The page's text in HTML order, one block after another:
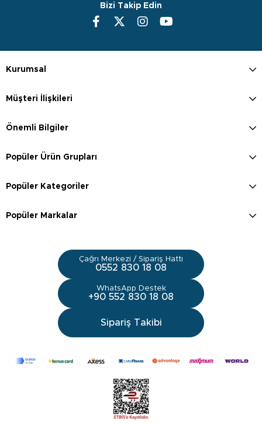
Bizi Takip Edin
Kurumsal
Müşteri İlişkileri
Önemli Bilgiler
Popüler Ürün Grupları
Popüler Kategoriler
Popüler Markalar
Çağrı Merkezi / Sipariş Hattı
0552 830 18 08
WhatsApp Destek
+90 552 830 18 08
Sipariş Takibi